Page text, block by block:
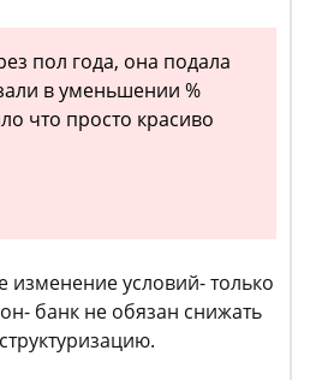
пол года, она подала
в уменьшении %
что просто красиво
условий- только
банк не обязан снижать